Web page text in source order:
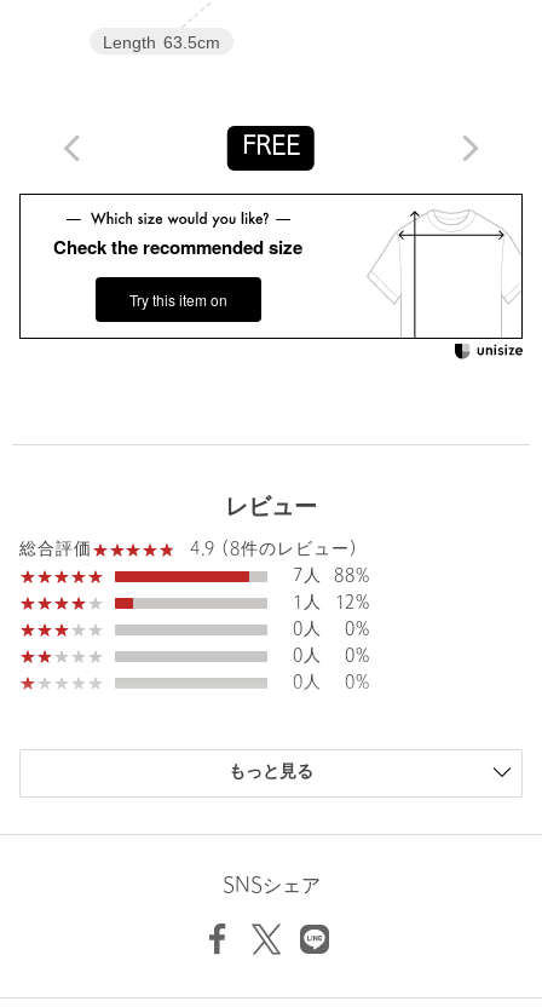
また日常に馴染んで等身大でいられるカジュアル・マインドと着
【注意事項】
※商品に「取り扱い上の注意書き」、「洗濯表示」がございます
場合は、使用前に必ずご確認ください。
※商品画像は、光の当たり具合やパソコンなどの閲覧環境によ
り、実際の色味と異なって見える場合がございます。あらかじめ
ご了承ください。
※商品の色味の目安は、商品単体の画像をご参照ください。
お問い合わせの際は、ユナイテッドアローズ カスタマーサービス
品名：MRW C HENLEY/N LSL 品番：91126000012
商品詳細
注文キャンセル 対象商品
返品 対象商品
タイプ WOMEN
カテゴリー トップス | Tシャツ / カットソー
サイズ FREE
コットン100％
手洗い可
Length 63.5cm
FREE
Check the recommended size
Try this item on
レビュー
総合評価
4.9 (8件のレビュー)
7人
88%
1人
12%
0人
0%
0人
0%
0人
0%
購入商品のサイズ感
もっと見る
SNSシェア